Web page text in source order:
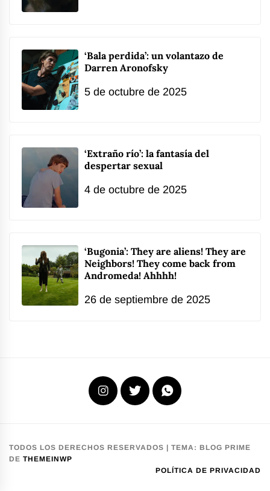
‘Bala perdida’: un volantazo de
Darren Aronofsky
5 de octubre de 2025
‘Extraño río’: la fantasía del
despertar sexual
4 de octubre de 2025
‘Bugonia’: They are aliens! They are
Neighbors! They come back from
Andromeda! Ahhhh!
26 de septiembre de 2025
Instagram
X WhatsApp
TODOS LOS DERECHOS RESERVADOS | TEMA: BLOG PRIME
DE THEMEINWP
POLÍTICA DE PRIVACIDAD